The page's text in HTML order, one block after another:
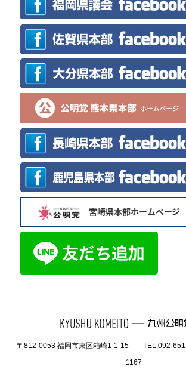
〒812-0053 福岡市東区箱崎1-1-15 TEL:092-
1167